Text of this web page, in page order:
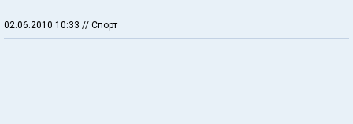
02.06.2010 10:33 // Спорт